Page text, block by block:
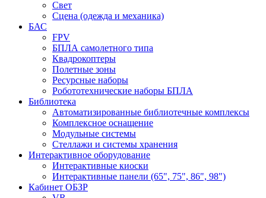
Свет
Сцена (одежда и механика)
БАС
FPV
БПЛА самолетного типа
Квадрокоптеры
Полетные зоны
Ресурсные наборы
Робототехнические наборы БПЛА
Библиотека
Автоматизированные библиотечные комплексы
Комплексное оснащение
Модульные системы
Стеллажи и системы хранения
Интерактивное оборудование
Интерактивные киоски
Интерактивные панели (65", 75", 86", 98")
Кабинет ОБЗР